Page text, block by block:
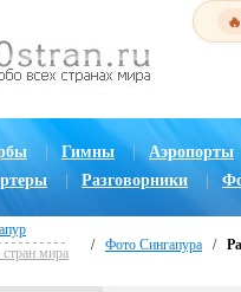
Гимны | Аэропорты
Разговорники
мира
/ Фото Сингапура /